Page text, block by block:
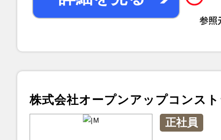
株式会社オープンアップコンス
正社員